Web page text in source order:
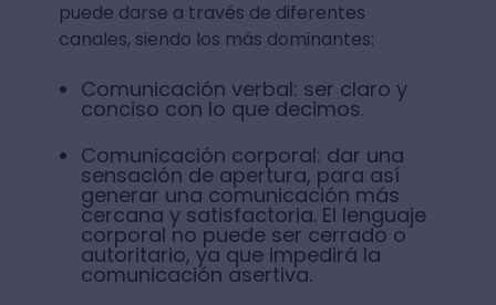
puede darse a través de diferentes
canales, siendo los más dominantes:
Comunicación verbal: ser claro y
conciso con lo que decimos.
Comunicación corporal: dar una
sensación de apertura, para así
generar una comunicación más
cercana y satisfactoria. El lenguaje
corporal no puede ser cerrado o
autoritario, ya que impedirá la
comunicación asertiva.